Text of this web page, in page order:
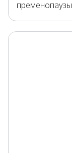
пременопаузы